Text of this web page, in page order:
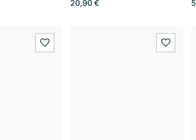
20,90 €
wishlist.add